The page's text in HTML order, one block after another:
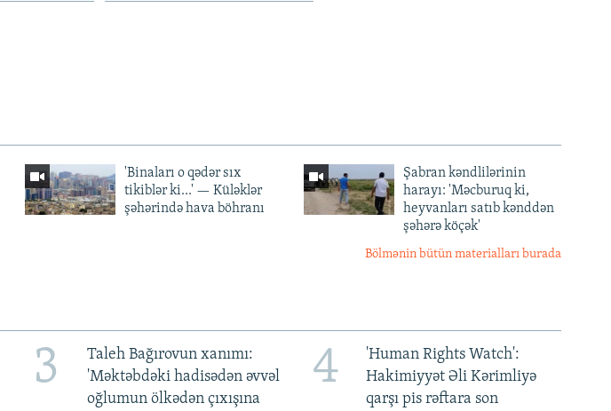
'Binaları o qədər sıx
tikiblər ki...' — Küləklər
şəhərində hava böhranı
Şabran kəndlilərinin
harayı: 'Məcburuq ki,
heyvanları satıb kənddən
şəhərə köçək'
Bölmənin bütün materialları burada
3
Taleh Bağırovun xanımı:
'Məktəbdəki hadisədən əvvəl
oğlumun ölkədən çıxışına
4
'Human Rights Watch':
Hakimiyyət Əli Kərimliyə
qarşı pis rəftara son